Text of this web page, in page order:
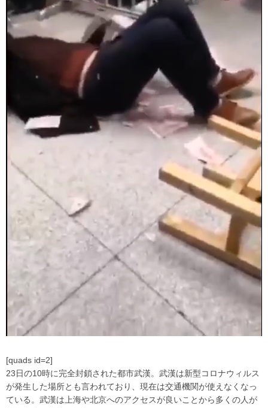
[quads id=2]
23日の10時に完全封鎖された都市武漢。武漢は新型コロナウィルス
が発生した場所とも言われており、現在は交通機関が使えなくなっ
ている。武漢は上海や北京へのアクセスが良いことから多くの人が